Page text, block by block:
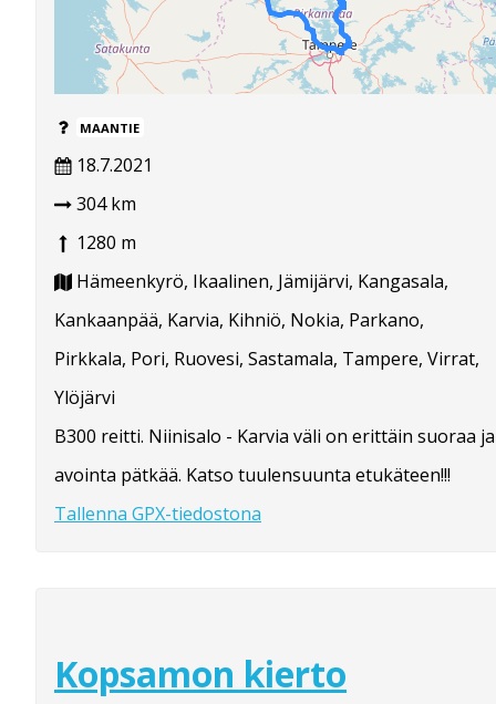
MAANTIE
18.7.2021
304 km
1280 m
Hämeenkyrö, Ikaalinen, Jämijärvi, Kangasala,
Kankaanpää, Karvia, Kihniö, Nokia, Parkano,
Pirkkala, Pori, Ruovesi, Sastamala, Tampere, Virrat,
Ylöjärvi
B300 reitti. Niinisalo - Karvia väli on erittäin suoraa ja
avointa pätkää. Katso tuulensuunta etukäteen!!!
Tallenna GPX-tiedostona
Kopsamon kierto